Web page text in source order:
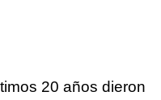
20 años dieron